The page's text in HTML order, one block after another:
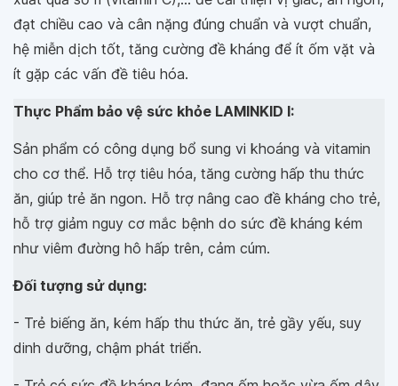
đạt chiều cao và cân nặng đúng chuẩn và vượt chuẩn,
hệ miễn dịch tốt, tăng cường đề kháng để ít ốm vặt và
ít gặp các vấn đề tiêu hóa.
Thực Phẩm bảo vệ sức khỏe LAMINKID I:
Sản phẩm có công dụng bổ sung vi khoáng và vitamin
cho cơ thể. Hỗ trợ tiêu hóa, tăng cường hấp thu thức
ăn, giúp trẻ ăn ngon. Hỗ trợ nâng cao đề kháng cho trẻ,
hỗ trợ giảm nguy cơ mắc bệnh do sức đề kháng kém
như viêm đường hô hấp trên, cảm cúm.
Đối tượng sử dụng:
- Trẻ biếng ăn, kém hấp thu thức ăn, trẻ gầy yếu, suy
dinh dưỡng, chậm phát triển.